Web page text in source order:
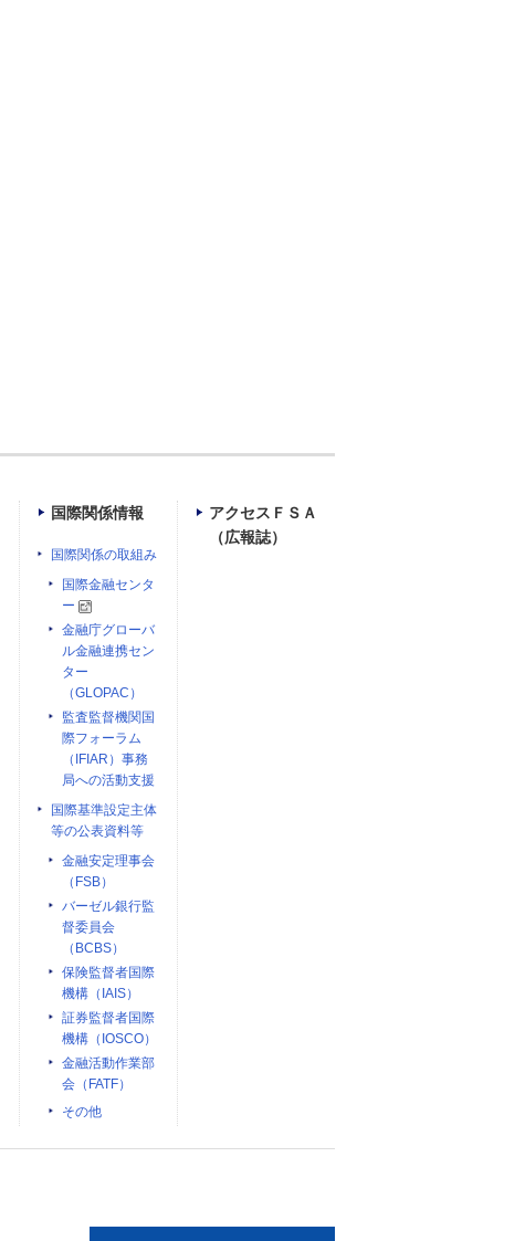
国際関係情報
国際関係の取組み
国際金融センタ
ー
金融庁グローバ
ル金融連携セン
ター
（GLOPAC）
監査監督機関国
際フォーラム
（IFIAR）事務
局への活動支援
国際基準設定主体
等の公表資料等
金融安定理事会
（FSB）
バーゼル銀行監
督委員会
（BCBS）
保険監督者国際
機構（IAIS）
証券監督者国際
機構（IOSCO）
金融活動作業部
会（FATF）
その他
アクセスＦＳＡ
（広報誌）